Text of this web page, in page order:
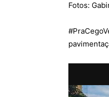
Fotos:
#